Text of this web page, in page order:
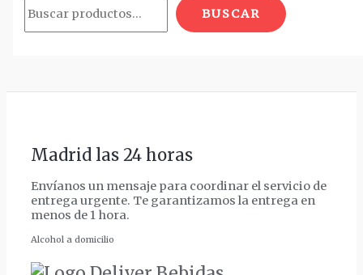
BUSCAR
Madrid las 24 horas
Envíanos un mensaje para coordinar el servicio de
entrega urgente. Te garantizamos la entrega en
menos de 1 hora.
Alcohol a domicilio